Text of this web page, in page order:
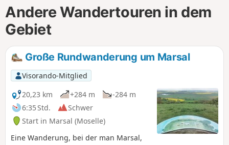
Andere Wandertouren in dem
Gebiet
Große Rundwanderung um Marsal
Visorando-Mitglied
20,23 km
+284 m
-284 m
6:35 Std.
Schwer
Start in Marsal (Moselle)
Eine Wanderung, bei der man Marsal,